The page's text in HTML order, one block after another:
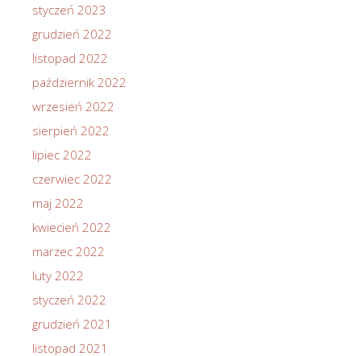
styczeń 2023
grudzień 2022
listopad 2022
październik 2022
wrzesień 2022
sierpień 2022
lipiec 2022
czerwiec 2022
maj 2022
kwiecień 2022
marzec 2022
luty 2022
styczeń 2022
grudzień 2021
listopad 2021